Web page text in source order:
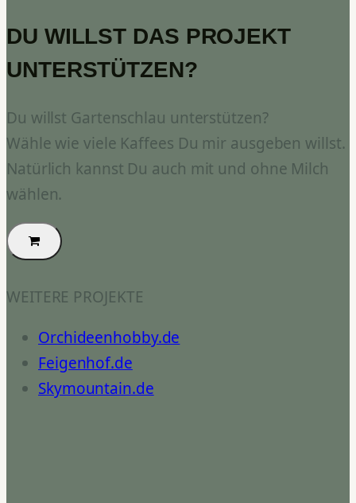
DU WILLST DAS PROJEKT
UNTERSTÜTZEN?
Du willst Gartenschlau unterstützen?
Wähle wie viele Kaffees Du mir ausgeben willst.
Natürlich kannst Du auch mit und ohne Milch
wählen.
WEITERE PROJEKTE
Orchideenhobby.de
Feigenhof.de
Skymountain.de